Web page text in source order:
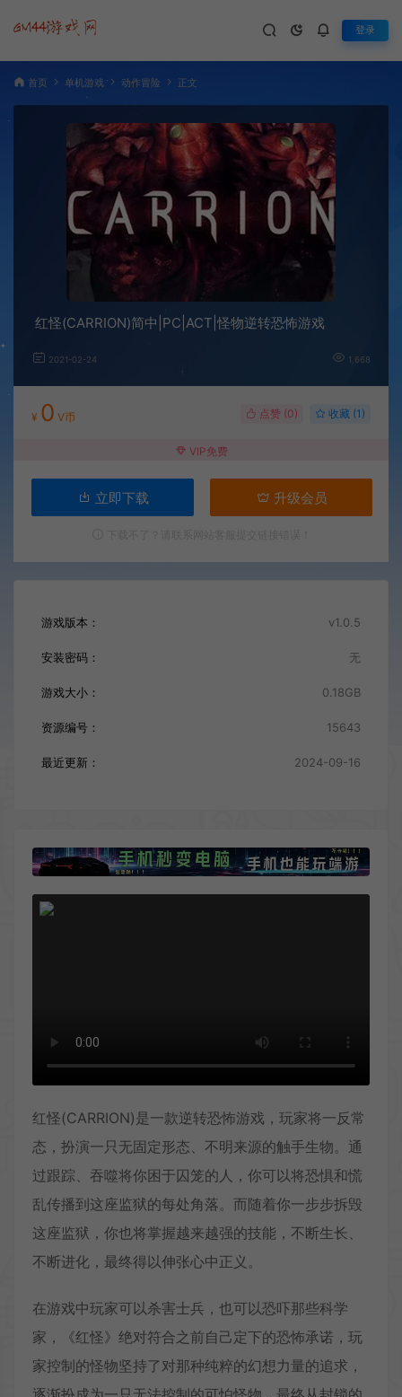
登录
首页 单机游戏 动作冒险 正文
红怪(CARRION)简中|PC|ACT|怪物逆转恐怖游戏
2021-02-24 1,668
¥ 0 V币 点赞 (0) 收藏 (1)
VIP免费
立即下载 升级会员
游戏版本： v1.0.5
安装密码： 无
游戏大小： 0.18GB
资源编号： 15643
最近更新： 2024-09-16
红怪(CARRION)是一款逆转恐怖游戏，玩家将一反常
态，扮演一只无固定形态、不明来源的触手生物。通
过跟踪、吞噬将你困于囚笼的人，你可以将恐惧和慌
乱传播到这座监狱的每处角落。而随着你一步步拆毁
这座监狱，你也将掌握越来越强的技能，不断生长、
不断进化，最终得以伸张心中正义。
在游戏中玩家可以杀害士兵，也可以恐吓那些科学
家，《红怪》绝对符合之前自己定下的恐怖承诺，玩
家控制的怪物坚持了对那种纯粹的幻想力量的追求，